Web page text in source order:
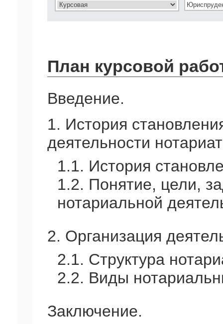
План курсовой
Введение.
1. История
деятельности
1.1. История
1.2. Понятие, цели,
нотариальной
2. Организация
2.1. Структура
2.2. Виды
Заключение.